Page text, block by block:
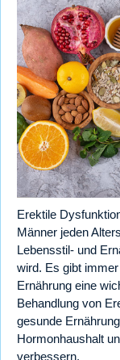
Erektile
Männer jeden
Lebensstil- und
wird. Es gibt
Ernährung eine
Behandlung von
gesunde
Hormonhaushalt
verbessern.